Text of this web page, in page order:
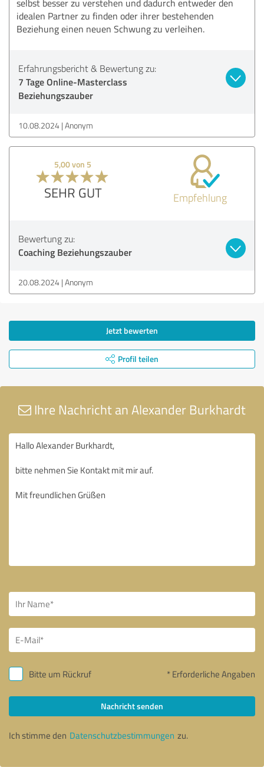
selbst besser zu verstehen und dadurch entweder den
idealen Partner zu finden oder ihrer bestehenden
Beziehung einen neuen Schwung zu verleihen.
Erfahrungsbericht & Bewertung zu:
7 Tage Online-Masterclass
Beziehungszauber
10.08.2024 Anonym
5,00 von 5
SEHR GUT Empfehlung
Bewertung zu:
Coaching Beziehungszauber
20.08.2024 Anonym
Jetzt bewerten
Profil teilen
Ihre Nachricht an Alexander Burkhardt
Bitte um Rückruf * Erforderliche Angaben
Nachricht senden
Ich stimme den Datenschutzbestimmungen zu.